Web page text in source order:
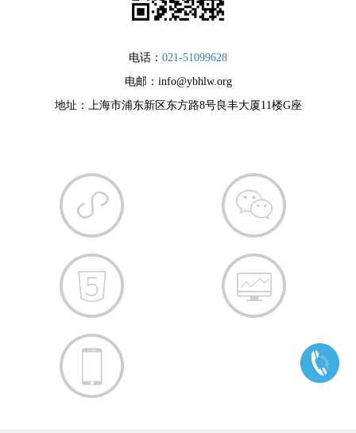
电话： 021-51099628
电邮：info@ybhlw.org
地址：上海市浦东新区东方路8号良丰大厦11楼G座